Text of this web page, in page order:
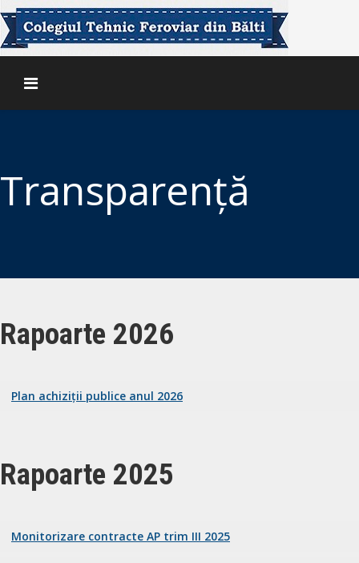
Transparență
Rapoarte 2026
Plan achiziții publice anul 2026
Rapoarte 2025
Monitorizare contracte AP trim III 2025